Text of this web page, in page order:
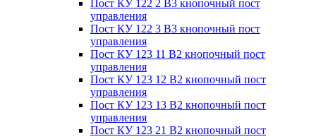
Пост КУ 122 2 В3 кнопочный пост
управления
Пост КУ 122 3 В3 кнопочный пост
управления
Пост КУ 123 11 В2 кнопочный пост
управления
Пост КУ 123 12 В2 кнопочный пост
управления
Пост КУ 123 13 В2 кнопочный пост
управления
Пост КУ 123 21 В2 кнопочный пост